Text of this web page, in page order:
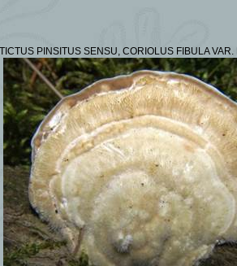
PINSITUS SENSU, CORIOLUS FIBULA VAR.